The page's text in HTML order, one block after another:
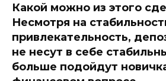
Какой можно из этого
Несмотря на
привлекательность,
не несут в себе
больше подойдут